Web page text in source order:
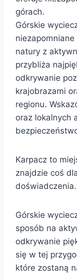
górach.
Górskie
natury z
przybliża
odkrywanie
krajobrazami
regionu.
oraz lokalnych
Karpacz to
znajdzie coś
doświadczenia.
Górskie
sposób na
odkrywanie
się w tej
które zostaną